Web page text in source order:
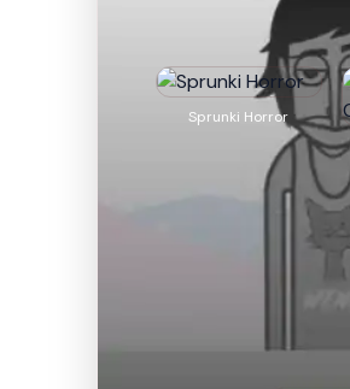
Sprunki Horror